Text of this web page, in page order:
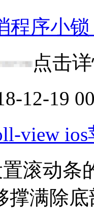
程序小
点击
12-19
view
滚动条
撑满除